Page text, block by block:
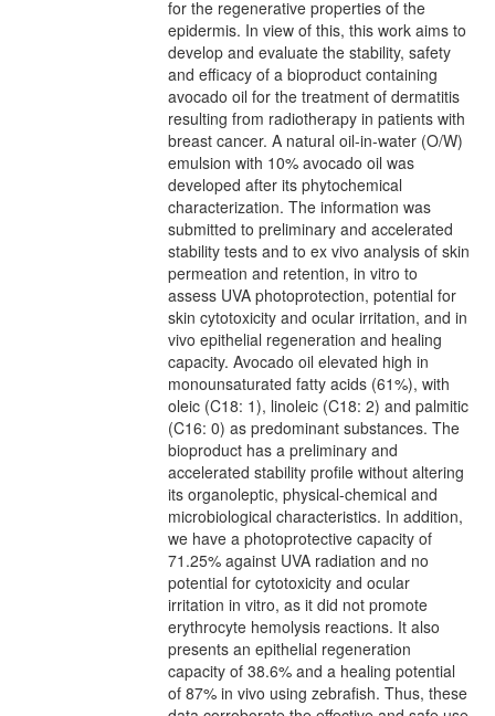
for the regenerative properties of the
epidermis. In view of this, this work aims to
develop and evaluate the stability, safety
and efficacy of a bioproduct containing
avocado oil for the treatment of dermatitis
resulting from radiotherapy in patients with
breast cancer. A natural oil-in-water (O/W)
emulsion with 10% avocado oil was
developed after its phytochemical
characterization. The information was
submitted to preliminary and accelerated
stability tests and to ex vivo analysis of skin
permeation and retention, in vitro to
assess UVA photoprotection, potential for
skin cytotoxicity and ocular irritation, and in
vivo epithelial regeneration and healing
capacity. Avocado oil elevated high in
monounsaturated fatty acids (61%), with
oleic (C18: 1), linoleic (C18: 2) and palmitic
(C16: 0) as predominant substances. The
bioproduct has a preliminary and
accelerated stability profile without altering
its organoleptic, physical-chemical and
microbiological characteristics. In addition,
we have a photoprotective capacity of
71.25% against UVA radiation and no
potential for cytotoxicity and ocular
irritation in vitro, as it did not promote
erythrocyte hemolysis reactions. It also
presents an epithelial regeneration
capacity of 38.6% and a healing potential
of 87% in vivo using zebrafish. Thus, these